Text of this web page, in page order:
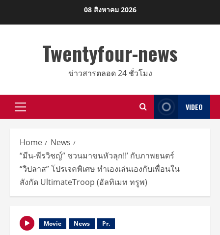
08 สิงหาคม 2026
Twentyfour-news
ข่าวสารตลอด 24 ชั่วโมง
Primary
VIDEO
Home
News
“มีน-พีรวิชญ์” ชวนมาขนหัวลุก!!’ กับภาพยนตร์
“วิปลาส” โปรเจคพิเศษ ทำเองเล่นเองกับเพื่อนใน
สังกัด UltimateTroop (อัลทิเมท ทรูพ)
Movie News Pr.